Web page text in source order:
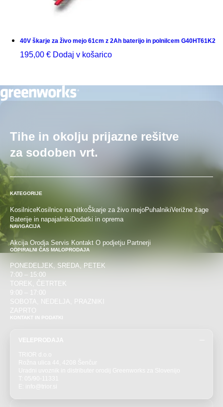
40V škarje za živo mejo 61cm z 2Ah baterijo in polnilcem G40HT61K2
195,00 € Dodaj v košarico
Tihe in okolju prijazne rešitve
za sodoben vrt.
KATEGORIJE
KosilniceKosilnice na nitkoŠkarje za živo mejoPuhalnikiVerižne žage
Baterije in napajalnikiDodatki in oprema
NAVIGACIJA
Akcija Orodja Servis Kontakt O podjetju Partnerji
ODPIRALNI ČAS MALOPRODAJA
PONEDELJEK, SREDA, PETEK
7:00 – 15:00
TOREK, ČETRTEK
9:00 – 17:00
SOBOTA, NEDELJA, PRAZNIKI
ZAPRTO
KONTAKT IN PODATKI
VELEPRODAJA
TRIOR d.o.o
Rožna ulica 44, 4208 Šenčur
Uradni uvoznik in distributer orodij Greenworks za Slovenijo
T: 05/90-11331
E: info@trior.si